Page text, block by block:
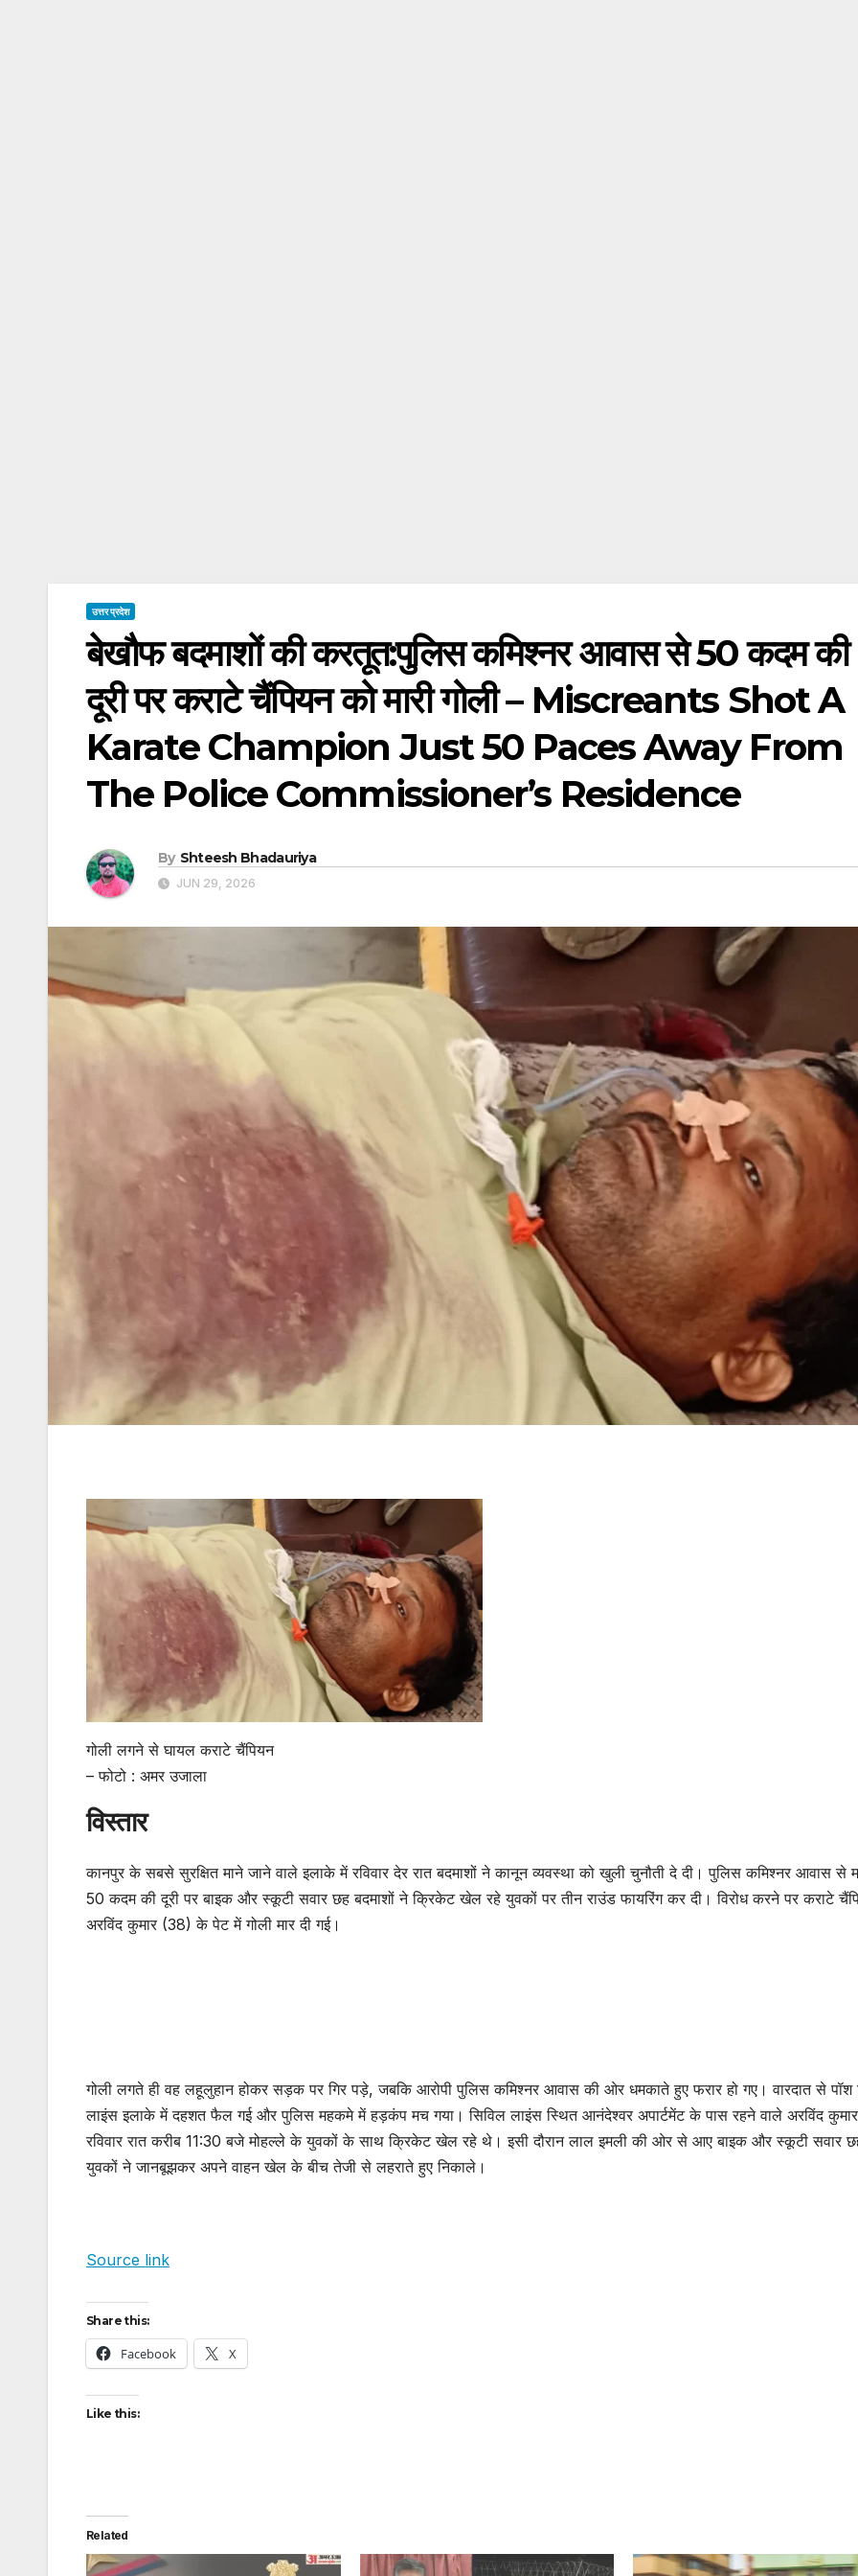
उत्तर प्रदेश
बेखौफ बदमाशों की करतूत:पुलिस कमिश्नर आवास से 50 कदम की
दूरी पर कराटे चैंपियन को मारी गोली – Miscreants Shot A
Karate Champion Just 50 Paces Away From
The Police Commissioner’s Residence
By Shteesh Bhadauriya
JUN 29, 2026
गोली लगने से घायल कराटे चैंपियन
– फोटो : अमर उजाला
विस्तार
कानपुर के सबसे सुरक्षित माने जाने वाले इलाके में रविवार देर रात बदमाशों ने कानून व्यवस्था को खुली चुनौती दे दी। पुलिस कमिश्नर आवास से
50 कदम की दूरी पर बाइक और स्कूटी सवार छह बदमाशों ने क्रिकेट खेल रहे युवकों पर तीन राउंड फायरिंग कर दी। विरोध करने पर कराटे
अरविंद कुमार (38) के पेट में गोली मार दी गई।
गोली लगते ही वह लहूलुहान होकर सड़क पर गिर पड़े, जबकि आरोपी पुलिस कमिश्नर आवास की ओर धमकाते हुए फरार हो गए। वारदात से पॉश
लाइंस इलाके में दहशत फैल गई और पुलिस महकमे में हड़कंप मच गया। सिविल लाइंस स्थित आनंदेश्वर अपार्टमेंट के पास रहने वाले अरविंद
रविवार रात करीब 11:30 बजे मोहल्ले के युवकों के साथ क्रिकेट खेल रहे थे। इसी दौरान लाल इमली की ओर से आए बाइक और स्कूटी सवार
युवकों ने जानबूझकर अपने वाहन खेल के बीच तेजी से लहराते हुए निकाले।
Source link
Share this:
Facebook X
Like this:
Related